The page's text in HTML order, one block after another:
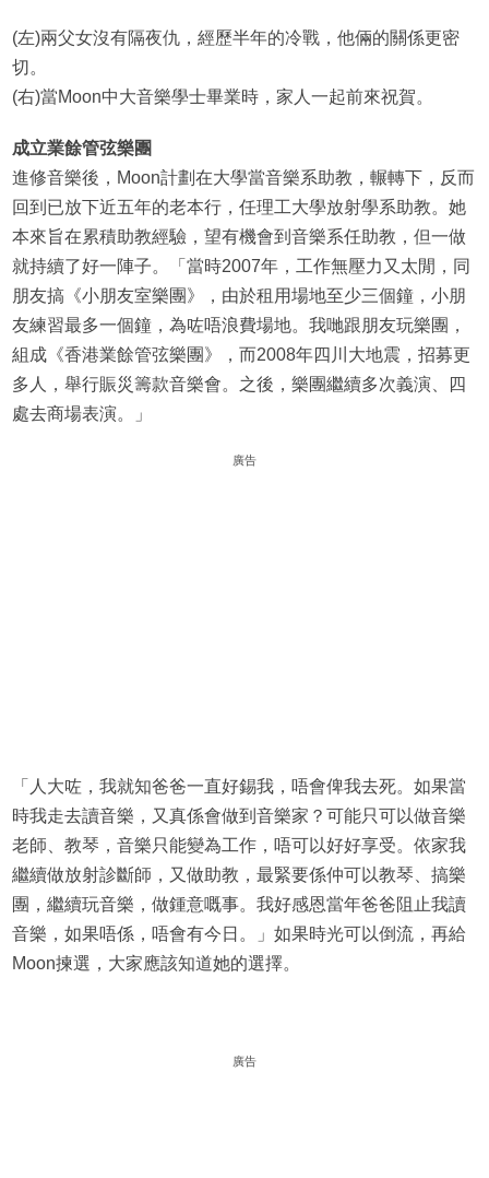
(左)兩父女沒有隔夜仇，經歷半年的冷戰，他倆的關係更密
切。
(右)當Moon中大音樂學士畢業時，家人一起前來祝賀。
成立業餘管弦樂團
進修音樂後，Moon計劃在大學當音樂系助教，輾轉下，反而
回到已放下近五年的老本行，任理工大學放射學系助教。她
本來旨在累積助教經驗，望有機會到音樂系任助教，但一做
就持續了好一陣子。「當時2007年，工作無壓力又太閒，同
朋友搞《小朋友室樂團》，由於租用場地至少三個鐘，小朋
友練習最多一個鐘，為咗唔浪費場地。我哋跟朋友玩樂團，
組成《香港業餘管弦樂團》，而2008年四川大地震，招募更
多人，舉行賑災籌款音樂會。之後，樂團繼續多次義演、四
處去商場表演。」
廣告
「人大咗，我就知爸爸一直好錫我，唔會俾我去死。如果當
時我走去讀音樂，又真係會做到音樂家？可能只可以做音樂
老師、教琴，音樂只能變為工作，唔可以好好享受。依家我
繼續做放射診斷師，又做助教，最緊要係仲可以教琴、搞樂
團，繼續玩音樂，做鍾意嘅事。我好感恩當年爸爸阻止我讀
音樂，如果唔係，唔會有今日。」如果時光可以倒流，再給
Moon揀選，大家應該知道她的選擇。
廣告